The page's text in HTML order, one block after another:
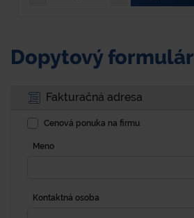
Dopytový formulár
Fakturačná adresa
Cenová ponuka na firmu
Meno
Kontaktná osoba